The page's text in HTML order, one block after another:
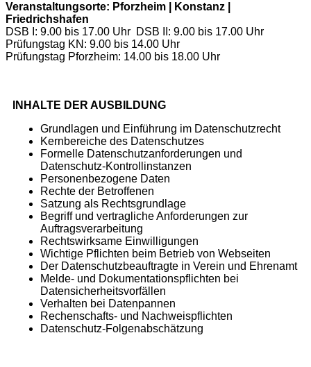
Veranstaltungsorte: Pforzheim | Konstanz |
Friedrichshafen
DSB I: 9.00 bis 17.00 Uhr DSB II: 9.00 bis 17.00 Uhr
Prüfungstag KN: 9.00 bis 14.00 Uhr
Prüfungstag Pforzheim: 14.00 bis 18.00 Uhr
INHALTE DER AUSBILDUNG
Grundlagen und Einführung im Datenschutzrecht
Kernbereiche des Datenschutzes
Formelle Datenschutzanforderungen und
Datenschutz-Kontrollinstanzen
Personenbezogene Daten
Rechte der Betroffenen
Satzung als Rechtsgrundlage
Begriff und vertragliche Anforderungen zur
Auftragsverarbeitung
Rechtswirksame Einwilligungen
Wichtige Pflichten beim Betrieb von Webseiten
Der Datenschutzbeauftragte in Verein und Ehrenamt
Melde- und Dokumentationspflichten bei
Datensicherheitsvorfällen
Verhalten bei Datenpannen
Rechenschafts- und Nachweispflichten
Datenschutz-Folgenabschätzung